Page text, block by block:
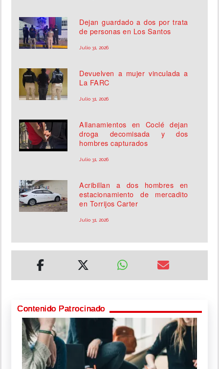
Dejan guardado a dos por trata
de personas en Los Santos
Julio 31, 2026
Devuelven a mujer vinculada a
La FARC
Julio 31, 2026
Allanamientos en Coclé dejan
droga decomisada y dos
hombres capturados
Julio 31, 2026
Acribillan a dos hombres en
estacionamiento de mercadito
en Torrijos Carter
Julio 31, 2026
Contenido Patrocinado